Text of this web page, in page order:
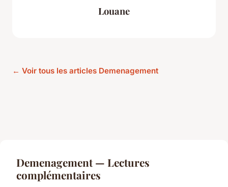
Louane
← Voir tous les articles Demenagement
Demenagement — Lectures
complémentaires